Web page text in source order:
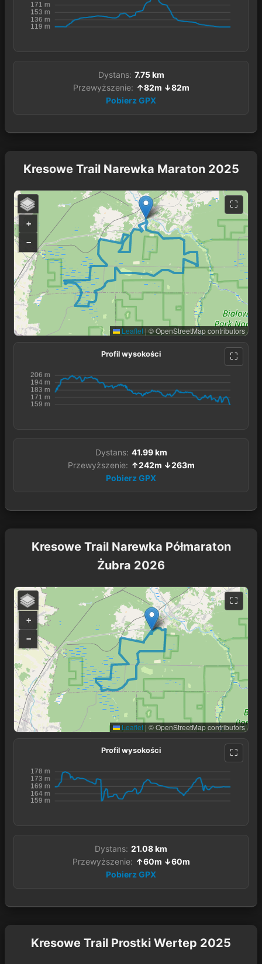
Dystans: 7.75 km
Przewyższenie: ↑82m ↓82m
Pobierz GPX
Kresowe Trail Narewka Maraton 2025
+
−
Leaflet | © OpenStreetMap contributors
Profil wysokości
Dystans: 41.99 km
Przewyższenie: ↑242m ↓263m
Pobierz GPX
Kresowe Trail Narewka Półmaraton
Żubra 2026
+
−
Leaflet | © OpenStreetMap contributors
Profil wysokości
Dystans: 21.08 km
Przewyższenie: ↑60m ↓60m
Pobierz GPX
Kresowe Trail Prostki Wertep 2025